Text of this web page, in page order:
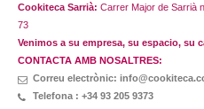
Cookiteca Sarrià: Carrer Major de Sarrià
73
Venimos a su empresa, su espacio, su
CONTACTA AMB NOSALTRES:
Correu electrònic:
Telefona : +34 93 205 9373